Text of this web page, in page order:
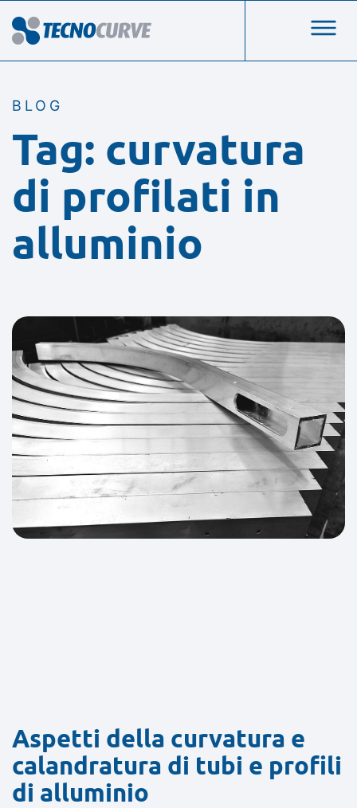
BLOG
Tag: curvatura
di profilati in
alluminio
Aspetti della curvatura e
calandratura di tubi e profili
di alluminio